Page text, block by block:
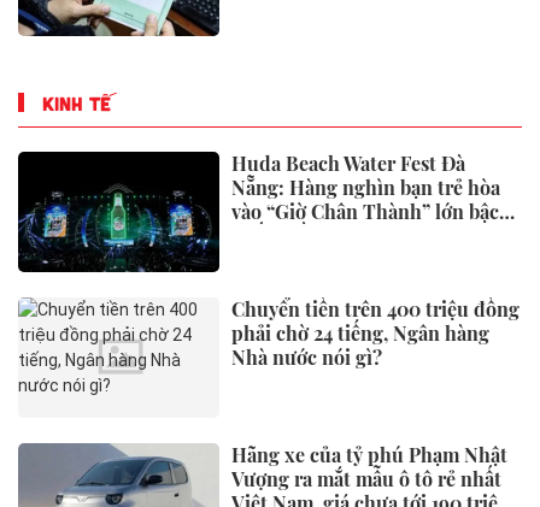
KINH TẾ
Huda Beach Water Fest Đà
Nẵng: Hàng nghìn bạn trẻ hòa
vào “Giờ Chân Thành” lớn bậc
Chuyển tiền trên 400 triệu đồng
phải chờ 24 tiếng, Ngân hàng
Nhà nước nói gì?
Hãng xe của tỷ phú Phạm Nhật
Vượng ra mắt mẫu ô tô rẻ nhất